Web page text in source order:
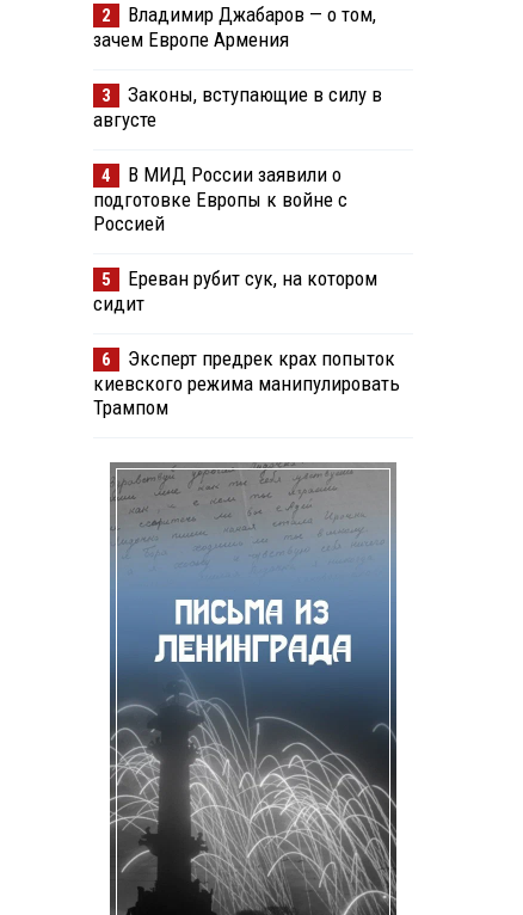
2
Владимир Джабаров — о том,
зачем Европе Армения
3
Законы, вступающие в силу в
августе
4
В МИД России заявили о
подготовке Европы к войне с
Россией
5
Ереван рубит сук, на котором
сидит
6
Эксперт предрек крах попыток
киевского режима манипулировать
Трампом